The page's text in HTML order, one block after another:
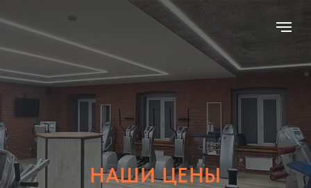
НАШИ ЦЕНЫ